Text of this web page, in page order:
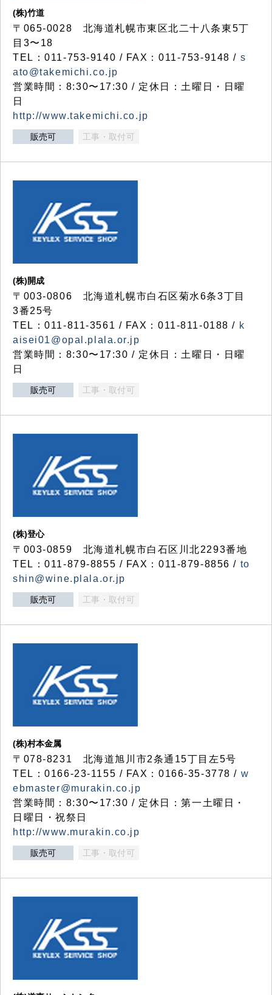
(株)竹道
〒065-0028 北海道札幌市東区北二十八条東5丁
目3〜18
TEL：011-753-9140 / FAX：011-753-9148 / s
ato@takemichi.co.jp
営業時間：8:30〜17:30 / 定休日：土曜日・日曜
日
http://www.takemichi.co.jp
販売可 工事・取付可
(株)開成
〒003-0806 北海道札幌市白石区菊水6条3丁目
3番25号
TEL：011-811-3561 / FAX：011-811-0188 / k
aisei01@opal.plala.or.jp
営業時間：8:30〜17:30 / 定休日：土曜日・日曜
日
販売可 工事・取付可
(株)登心
〒003-0859 北海道札幌市白石区川北2293番地
TEL：011-879-8855 / FAX：011-879-8856 / to
shin@wine.plala.or.jp
販売可 工事・取付可
(株)村本金属
〒078-8231 北海道旭川市2条通15丁目左5号
TEL：0166-23-1155 / FAX：0166-35-3778 / w
ebmaster@murakin.co.jp
営業時間：8:30〜17:30 / 定休日：第一土曜日・
日曜日・祝祭日
http://www.murakin.co.jp
販売可 工事・取付可